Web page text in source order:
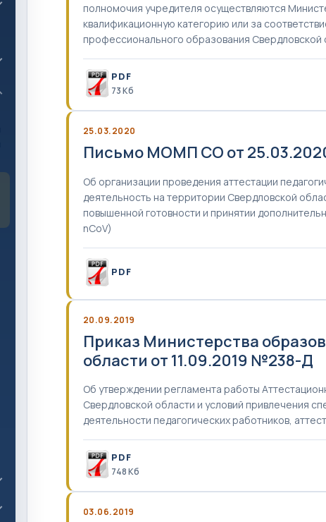
полномочия учредителя осуществляются
квалификационную категорию или за
профессионального образования Свердловской
PDF
73 Кб
25.03.2020
Письмо МОМП СО от
Об организации проведения аттестации
деятельность на территории Свердловской
повышенной готовности и принятии
nCoV)
PDF
20.09.2019
Приказ Министерства
области от 11.09.2019 №238-Д
Об утверждении регламента работы
Свердловской области и условий привлечения
деятельности педагогических работников,
PDF
748 Кб
03.06.2019